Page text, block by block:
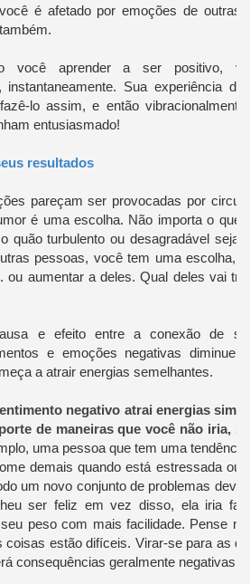
é afetado por emoções de outras
você aprender a ser positivo,
instantaneamente. Sua experiência
lo assim, e então
entusiasmado!
resultados
pareçam ser provocadas por
é uma escolha. Não importa o que
quão turbulento ou desagradável
pessoas, você tem uma escolha,
ou aumentar a deles. Qual deles vai
e efeito entre a conexão de
e emoções negativas
a atrair energias semelhantes.
negativo atrai energias
de maneiras que você não iria,
uma pessoa que tem uma
demais quando está estressada ou
um novo conjunto de problemas
ser feliz em vez disso, ela iria
peso com mais facilidade. Pense
coisas estão difíceis. Virar-se para as
consequências geralmente negativas.